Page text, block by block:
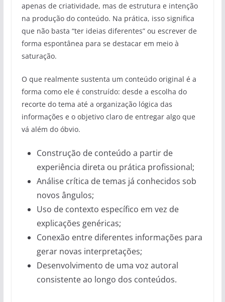
apenas de criatividade, mas de estrutura e intenção
na produção do conteúdo. Na prática, isso significa
que não basta “ter ideias diferentes” ou escrever de
forma espontânea para se destacar em meio à
saturação.
O que realmente sustenta um conteúdo original é a
forma como ele é construído: desde a escolha do
recorte do tema até a organização lógica das
informações e o objetivo claro de entregar algo que
vá além do óbvio.
Construção de conteúdo a partir de
experiência direta ou prática profissional;
Análise crítica de temas já conhecidos sob
novos ângulos;
Uso de contexto específico em vez de
explicações genéricas;
Conexão entre diferentes informações para
gerar novas interpretações;
Desenvolvimento de uma voz autoral
consistente ao longo dos conteúdos.